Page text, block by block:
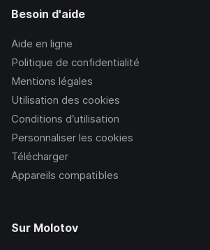
Besoin d'aide
Aide en ligne
Politique de confidentialité
Mentions légales
Utilisation des cookies
Conditions d’utilisation
Personnaliser les cookies
Télécharger
Appareils compatibles
Sur Molotov